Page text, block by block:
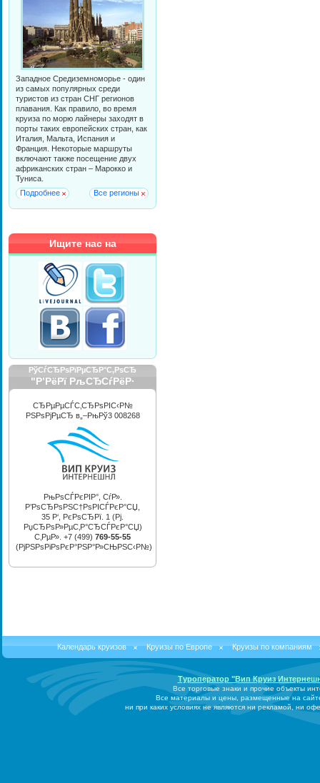
Западное Средиземноморье - один
из самых популярных среди
туристов из стран СНГ регионов
плавания. Как правило, во время
круиза по морю лайнеры заходят в
порты таких европейских стран, как
Италия, Мальта, Испания и
Франция. Некоторые маршруты
включают также посещение двух
африканских стран – Марокко и
Туниса.
Подробнее
Все регионы
Ищите нас на
СЂРµРµСЃС‚СЂРѕРІС‹Р№
РЅРѕРјРµСЂ в„–РњРў3 008268
РњРѕСЃРєРІР°, СѓР».
Р’РѕСЂРѕРЅС†РѕРІСЃРєР°СЏ,
35 Р‘, РєРѕСЂРї. 1 (Рј.
РџСЂРѕР»РµС‚Р°СЂСЃРєР°СЏ)
С‚РµР». +7 (499) 769-55-55
(РјРЅРѕРіРѕРєР°РЅР°Р»СЊРЅС‹Р№)
РўСѓСЂРѕРїРµСЂР°С‚РѕСЂ
"Р’РёРї РљСЂСѓРёР·
Календарь круизов Круизы по Европе Круизы по компаниям
Туроператор "Вип Круиз
Все торговые знаки и прочие объекты
Все материалы и цены, размещенные на
ни при каких условиях не являются ни рекламой, ни